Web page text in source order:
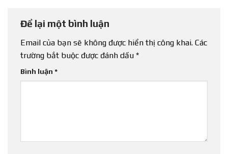
Để lại một bình luận
Email của bạn sẽ không được hiển thị công khai. Các
trường bắt buộc được đánh dấu *
Bình luận *